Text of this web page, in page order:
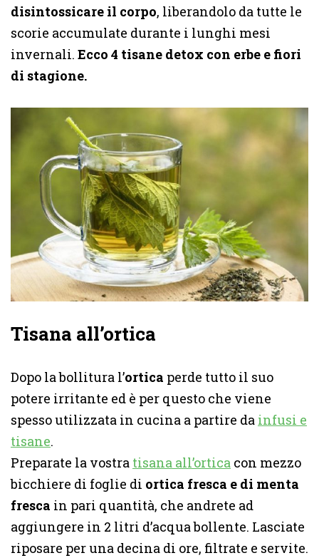
disintossicare il corpo, liberandolo da tutte le
scorie accumulate durante i lunghi mesi
invernali. Ecco 4 tisane detox con erbe e fiori
di stagione.
Tisana all’ortica
Dopo la bollitura l’ortica perde tutto il suo
potere irritante ed è per questo che viene
spesso utilizzata in cucina a partire da infusi e
tisane.
Preparate la vostra tisana all’ortica con mezzo
bicchiere di foglie di ortica fresca e di menta
fresca in pari quantità, che andrete ad
aggiungere in 2 litri d’acqua bollente. Lasciate
riposare per una decina di ore, filtrate e servite.